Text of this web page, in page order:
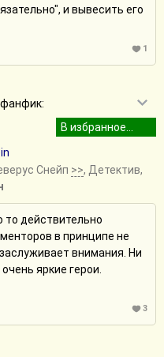
и вывесить его
1
Снейп >>, Детектив,
то действительно
в принципе не
внимания. Ни
яркие герои.
3